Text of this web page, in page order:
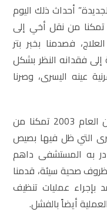
أحداث ذلك اليوم
تمكنا من نقل أخي إلى
فصدمنا بخبر بتر
فقدانه النظر بشكل
عينه اليسرى، وصرنا
يتابع حمزة: في شهر نيسان/ إبريل من العام 2003 تمكنا من
التي ظل فيها بصيص
به المستشفى داهم
صحية سيئة، قدمنا
عمليات تنظيف
أيضاً بالفشل.